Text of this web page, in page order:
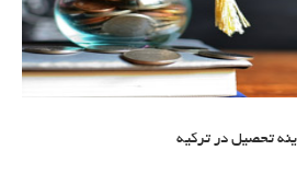
تحصیل در ترکیه